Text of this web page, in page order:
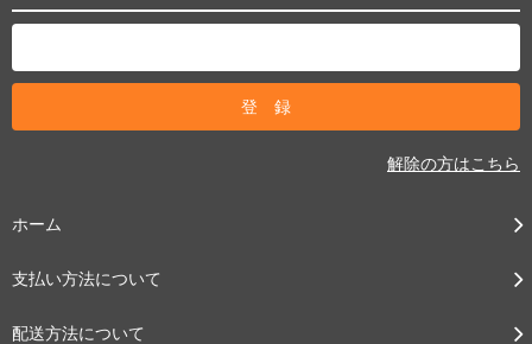
解除の方はこちら
ホーム
支払い方法について
配送方法について